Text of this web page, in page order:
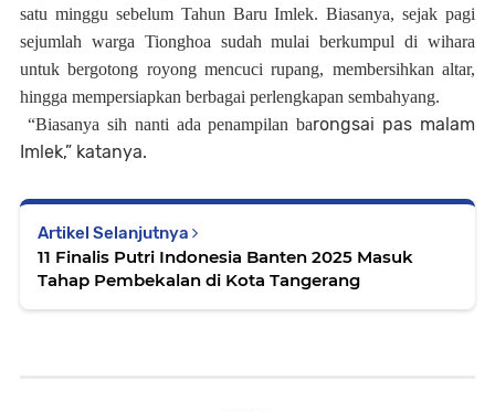
satu minggu sebelum Tahun Baru Imlek. Biasanya, sejak pagi
sejumlah warga Tionghoa sudah mulai berkumpul di wihara
untuk bergotong royong mencuci rupang, membersihkan altar,
hingga mempersiapkan berbagai perlengkapan sembahyang.
“Biasanya sih nanti ada penampilan barongsai pas malam
Imlek,” katanya.
Artikel Selanjutnya
11 Finalis Putri Indonesia Banten 2025 Masuk
Tahap Pembekalan di Kota Tangerang